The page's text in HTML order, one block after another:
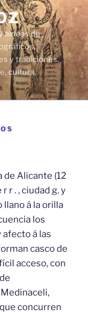
aldeas de
y tradiciones.
cultura,
de Alicante (12
r . , ciudad g. y
llano á la orilla
los
á las
casco de
acceso, con
concurren